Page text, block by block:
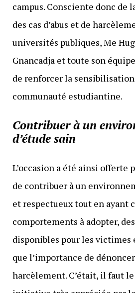
campus. Consciente donc de
des cas d’abus et de
universités publiques, Me
Gnancadja et toute son
de renforcer la
communauté estudiantine.
Contribuer à un
d’étude sain
L’occasion a été ainsi offerte
de contribuer à un
et respectueux tout en ayant
comportements à adopter,
disponibles pour les victimes
que l’importance de
harcèlement. C’était, il faut